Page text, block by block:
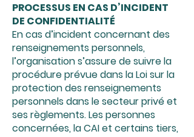
PROCESSUS EN CAS D’INCIDENT
DE CONFIDENTIALITÉ
En cas d’incident concernant des
renseignements personnels,
l’organisation s’assure de suivre la
procédure prévue dans la Loi sur la
protection des renseignements
personnels dans le secteur privé et
ses règlements. Les personnes
concernées, la CAI et certains tiers,